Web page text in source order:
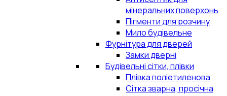
мінеральних поверхонь
Пігменти для розчину
Мило будівельне
Фурнітура для дверей
Замки дверні
Будівельні сітки, плівки
Плівка поліетиленова
Сітка зварна, просічна